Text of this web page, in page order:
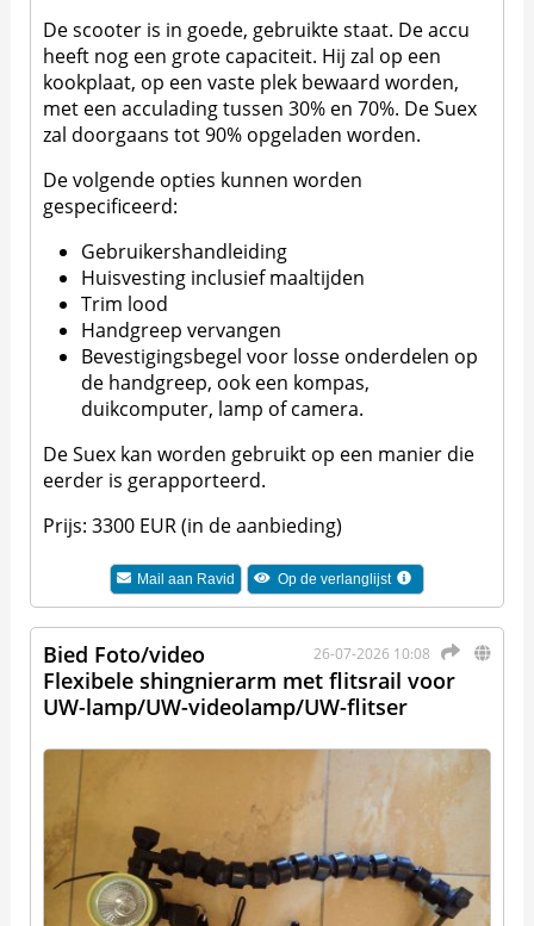
De scooter is in goede, gebruikte staat. De accu
heeft nog een grote capaciteit. Hij zal op een
kookplaat, op een vaste plek bewaard worden,
met een acculading tussen 30% en 70%. De Suex
zal doorgaans tot 90% opgeladen worden.
De volgende opties kunnen worden
gespecificeerd:
Gebruikershandleiding
Huisvesting inclusief maaltijden
Trim lood
Handgreep vervangen
Bevestigingsbegel voor losse onderdelen op
de handgreep, ook een kompas,
duikcomputer, lamp of camera.
De Suex kan worden gebruikt op een manier die
eerder is gerapporteerd.
Prijs: 3300 EUR (in de aanbieding)
Mail aan Ravid Op de verlanglijst
26-07-2026 10:08
Bied Foto/video
Flexibele shingnierarm met flitsrail voor
UW-lamp/UW-videolamp/UW-flitser